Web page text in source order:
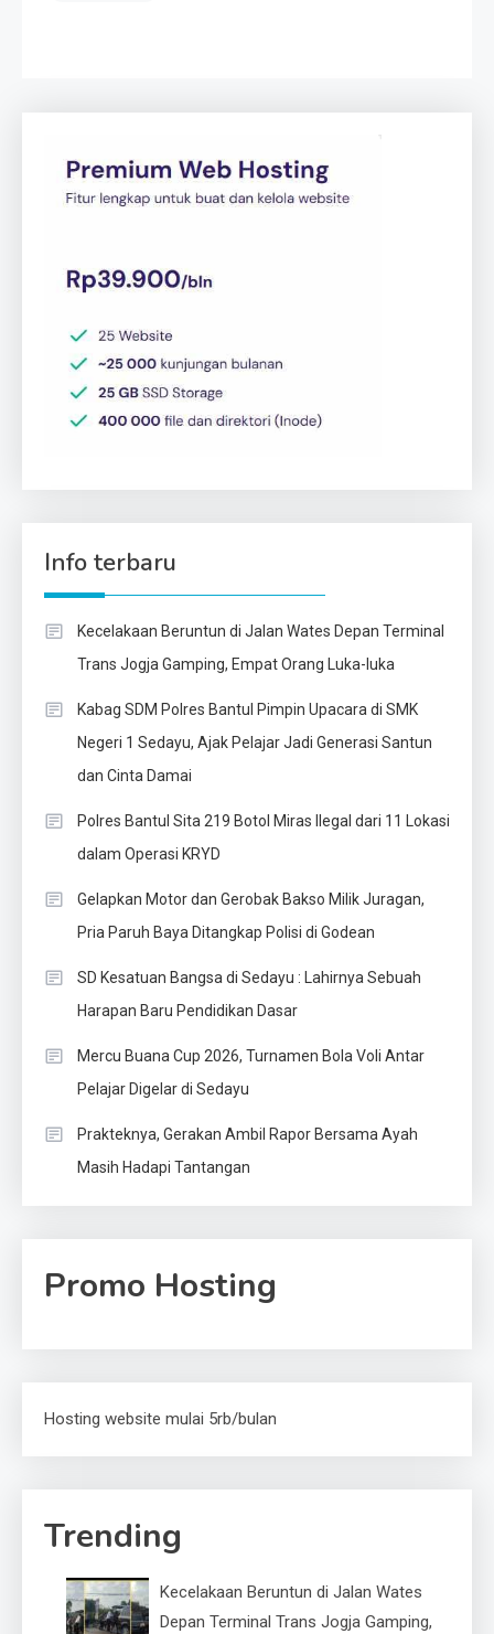
Info terbaru
Kecelakaan Beruntun di Jalan Wates Depan Terminal
Trans Jogja Gamping, Empat Orang Luka-luka
Kabag SDM Polres Bantul Pimpin Upacara di SMK
Negeri 1 Sedayu, Ajak Pelajar Jadi Generasi Santun
dan Cinta Damai
Polres Bantul Sita 219 Botol Miras Ilegal dari 11 Lokasi
dalam Operasi KRYD
Gelapkan Motor dan Gerobak Bakso Milik Juragan,
Pria Paruh Baya Ditangkap Polisi di Godean
SD Kesatuan Bangsa di Sedayu : Lahirnya Sebuah
Harapan Baru Pendidikan Dasar
Mercu Buana Cup 2026, Turnamen Bola Voli Antar
Pelajar Digelar di Sedayu
Prakteknya, Gerakan Ambil Rapor Bersama Ayah
Masih Hadapi Tantangan
Promo Hosting
Hosting website mulai 5rb/bulan
Trending
Kecelakaan Beruntun di Jalan Wates
Depan Terminal Trans Jogja Gamping,